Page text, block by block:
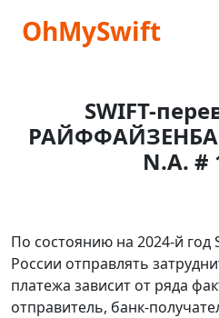
OhMySwift
SWIFT-
N.A. #
По состоянию на 2024-й год
России отправлять
платежа зависит от ряда
отправитель, банк-